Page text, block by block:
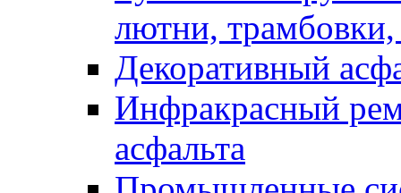
лютни, трамбовки,
Декоративный
Инфракрасный
асфальта